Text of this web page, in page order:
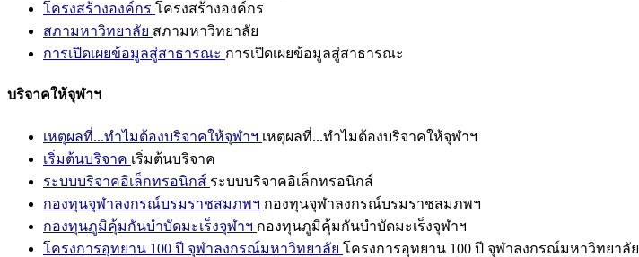
โครงสร้างองค์กร โครงสร้างองค์กร
สภามหาวิทยาลัย สภามหาวิทยาลัย
การเปิดเผยข้อมูลสู่สาธารณะ การเปิดเผยข้อมูลสู่สาธารณะ
บริจาคให้จุฬาฯ
เหตุผลที่...ทำไมต้องบริจาคให้จุฬาฯ เหตุผลที่...ทำไมต้องบริจาคให้จุฬาฯ
เริ่มต้นบริจาค เริ่มต้นบริจาค
ระบบบริจาคอิเล็กทรอนิกส์ ระบบบริจาคอิเล็กทรอนิกส์
กองทุนจุฬาลงกรณ์บรมราชสมภพฯ กองทุนจุฬาลงกรณ์บรมราชสมภพฯ
กองทุนภูมิคุ้มกันบำบัดมะเร็งจุฬาฯ กองทุนภูมิคุ้มกันบำบัดมะเร็งจุฬาฯ
โครงการอุทยาน 100 ปี จุฬาลงกรณ์มหาวิทยาลัย โครงการอุทยาน 100 ปี จุฬาลงกรณ์มหาวิทยาลัย